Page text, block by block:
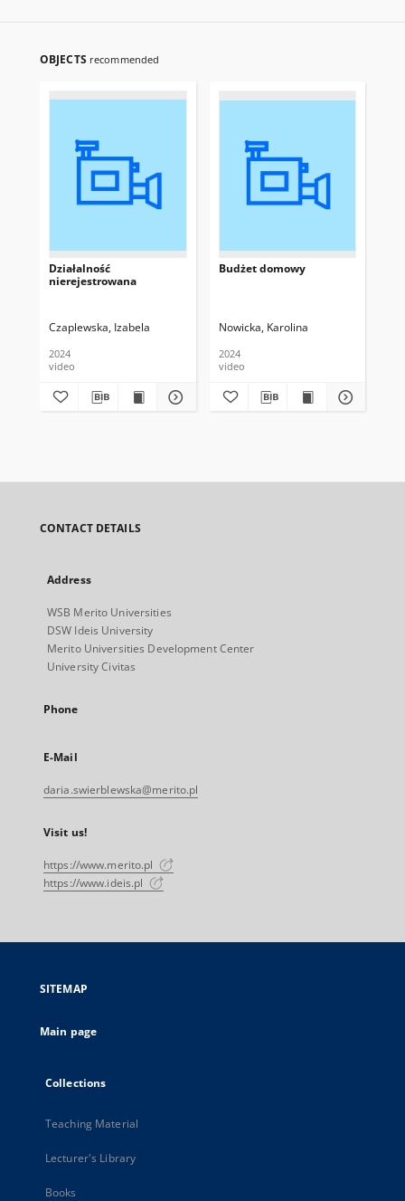
OBJECTS recommended
Działalność
nierejestrowana
Czaplewska, Izabela
2024
video
Budżet domowy
Nowicka, Karolina
2024
video
CONTACT DETAILS
Address
WSB Merito Universities
DSW Ideis University
Merito Universities Development Center
University Civitas
Phone
E-Mail
daria.swierblewska@merito.pl
Visit us!
https://www.merito.pl
https://www.ideis.pl
SITEMAP
Main page
Collections
Teaching Material
Lecturer's Library
Books